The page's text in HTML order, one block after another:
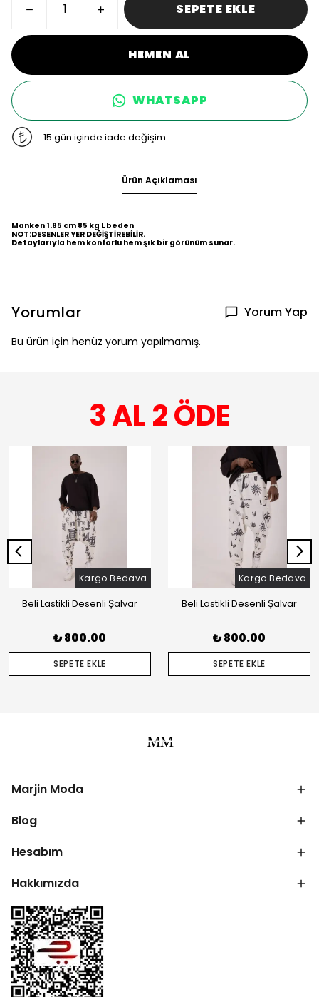
SEPETE EKLE
HEMEN AL
WHATSAPP
15 gün içinde iade değişim
Ürün Açıklaması
Manken 1.85 cm 85 kg L beden
NOT:DESENLER YER DEĞİŞTİREBİLİR.
Detaylarıyla hem konforlu hem şık bir görünüm sunar.
Yorumlar Yorum Yap
Bu ürün için henüz yorum yapılmamış.
3 AL 2 ÖDE
Kargo Bedava
Beli Lastikli Desenli Şalvar
₺ 800.00
SEPETE EKLE
Kargo Bedava
Beli Lastikli Desenli Şalvar
₺ 800.00
SEPETE EKLE
Marjin Moda
Blog
Hesabım
Hakkımızda